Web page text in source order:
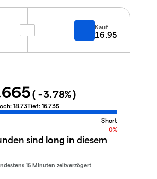
Kauf
16.95
( -3.78%)
18.73Tief: 16.735
Short
0%
sind long in diesem
15 Minuten zeitverzögert